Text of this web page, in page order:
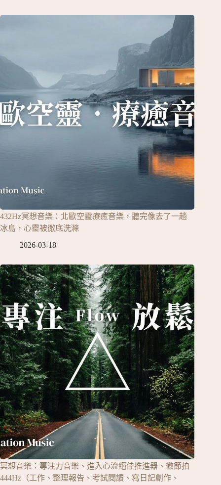
432Hz冥想音樂：北歐空靈療癒音樂，聽完像去了一趟
冰島，心靈被徹底洗滌
2026-03-18
冥想音樂：專注力音樂、進入心流絕佳推進器、微節拍
444Hz（工作、整理報告、考試閱讀、寫日記創作、